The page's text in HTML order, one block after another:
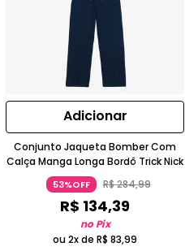
Adicionar
Conjunto Jaqueta Bomber Com
Calça Manga Longa Bordô Trick Nick
53%OFF R$284,99
R$ 134,39
no Pix
ou 2x deR$ 83,99